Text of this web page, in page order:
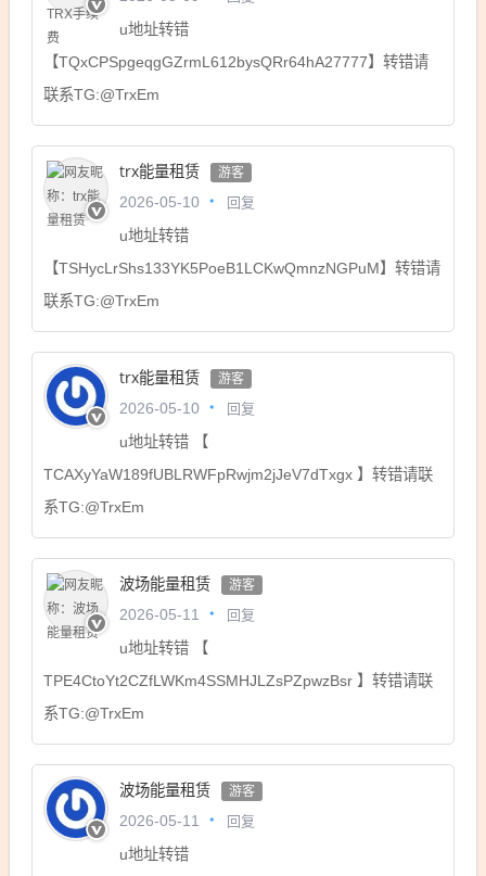
u地址转错
【TQxCPSpgeqgGZrmL612bysQRr64hA27777】转错请
联系TG:@TrxEm
trx能量租赁 游客
2026-05-10 回复
u地址转错
【TSHycLrShs133YK5PoeB1LCKwQmnzNGPuM】转错请
联系TG:@TrxEm
trx能量租赁 游客
2026-05-10 回复
u地址转错 【
TCAXyYaW189fUBLRWFpRwjm2jJeV7dTxgx 】转错请联
系TG:@TrxEm
波场能量租赁 游客
2026-05-11 回复
u地址转错 【
TPE4CtoYt2CZfLWKm4SSMHJLZsPZpwzBsr 】转错请联
系TG:@TrxEm
波场能量租赁 游客
2026-05-11 回复
u地址转错